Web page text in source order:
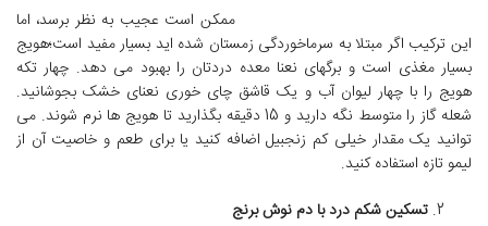
ممکن است عجیب به نظر برسد، اما
این ترکیب اگر مبتلا به سرماخوردگی زمستان شده اید بسیار مفید است؛هویج
بسیار مغذی است و برگهای نعنا معده دردتان را بهبود می دهد. چهار تکه
هویج را با چهار لیوان آب و یک قاشق چای خوری نعنای خشک بجوشانید.
شعله گاز را متوسط نگه دارید و 15 دقیقه بگذارید تا هویج ها نرم شوند. می
توانید یک مقدار خیلی کم زنجبیل اضافه کنید یا برای طعم و خاصیت آن از
لیمو تازه استفاده کنید.
تسکین شکم درد با دم نوش برنج